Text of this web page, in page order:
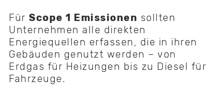
Für Scope 1 Emissionen sollten
Unternehmen alle direkten
Energiequellen erfassen, die in ihren
Gebäuden genutzt werden – von
Erdgas für Heizungen bis zu Diesel für
Fahrzeuge.